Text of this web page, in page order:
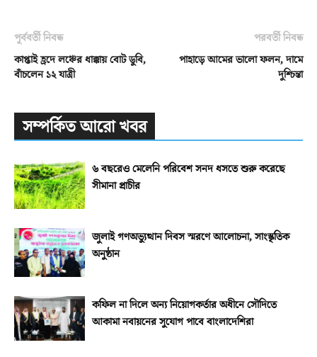
পূর্ববর্তী নিবন্ধ
কাপ্তাই হ্রদে লঞ্চের ধাক্কায় বোট ডুবি,
বাঁচলেন ১২ যাত্রী
পরবর্তী নিবন্ধ
পাহাড়ে আমের ভালো ফলন, দামে
দুশ্চিন্তা
সম্পর্কিত আরো খবর
৬ বছরেও মেলেনি পরিবেশ সনদ ধসতে শুরু করেছে
সীমানা প্রাচীর
জুলাই গণঅভ্যুত্থান দিবস স্মরণে আলোচনা, সাংস্কৃতিক
অনুষ্ঠান
কফিল না দিলে অন্য নিয়োগকর্তার অধীনে সৌদিতে
আকামা নবায়নের সুযোগ পাবে বাংলাদেশিরা